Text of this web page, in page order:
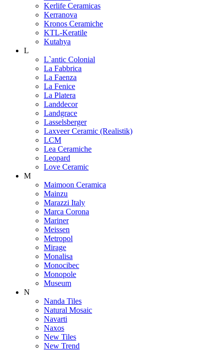
Kerlife Ceramicas
Kerranova
Kronos Ceramiche
KTL-Keratile
Kutahya
L
L`antic Colonial
La Fabbrica
La Faenza
La Fenice
La Platera
Landdecor
Landgrace
Lasselsberger
Laxveer Ceramic (Realistik)
LCM
Lea Ceramiche
Leopard
Love Ceramic
M
Maimoon Ceramica
Mainzu
Marazzi Italy
Marca Corona
Mariner
Meissen
Metropol
Mirage
Monalisa
Monocibec
Monopole
Museum
N
Nanda Tiles
Natural Mosaic
Navarti
Naxos
New Tiles
New Trend